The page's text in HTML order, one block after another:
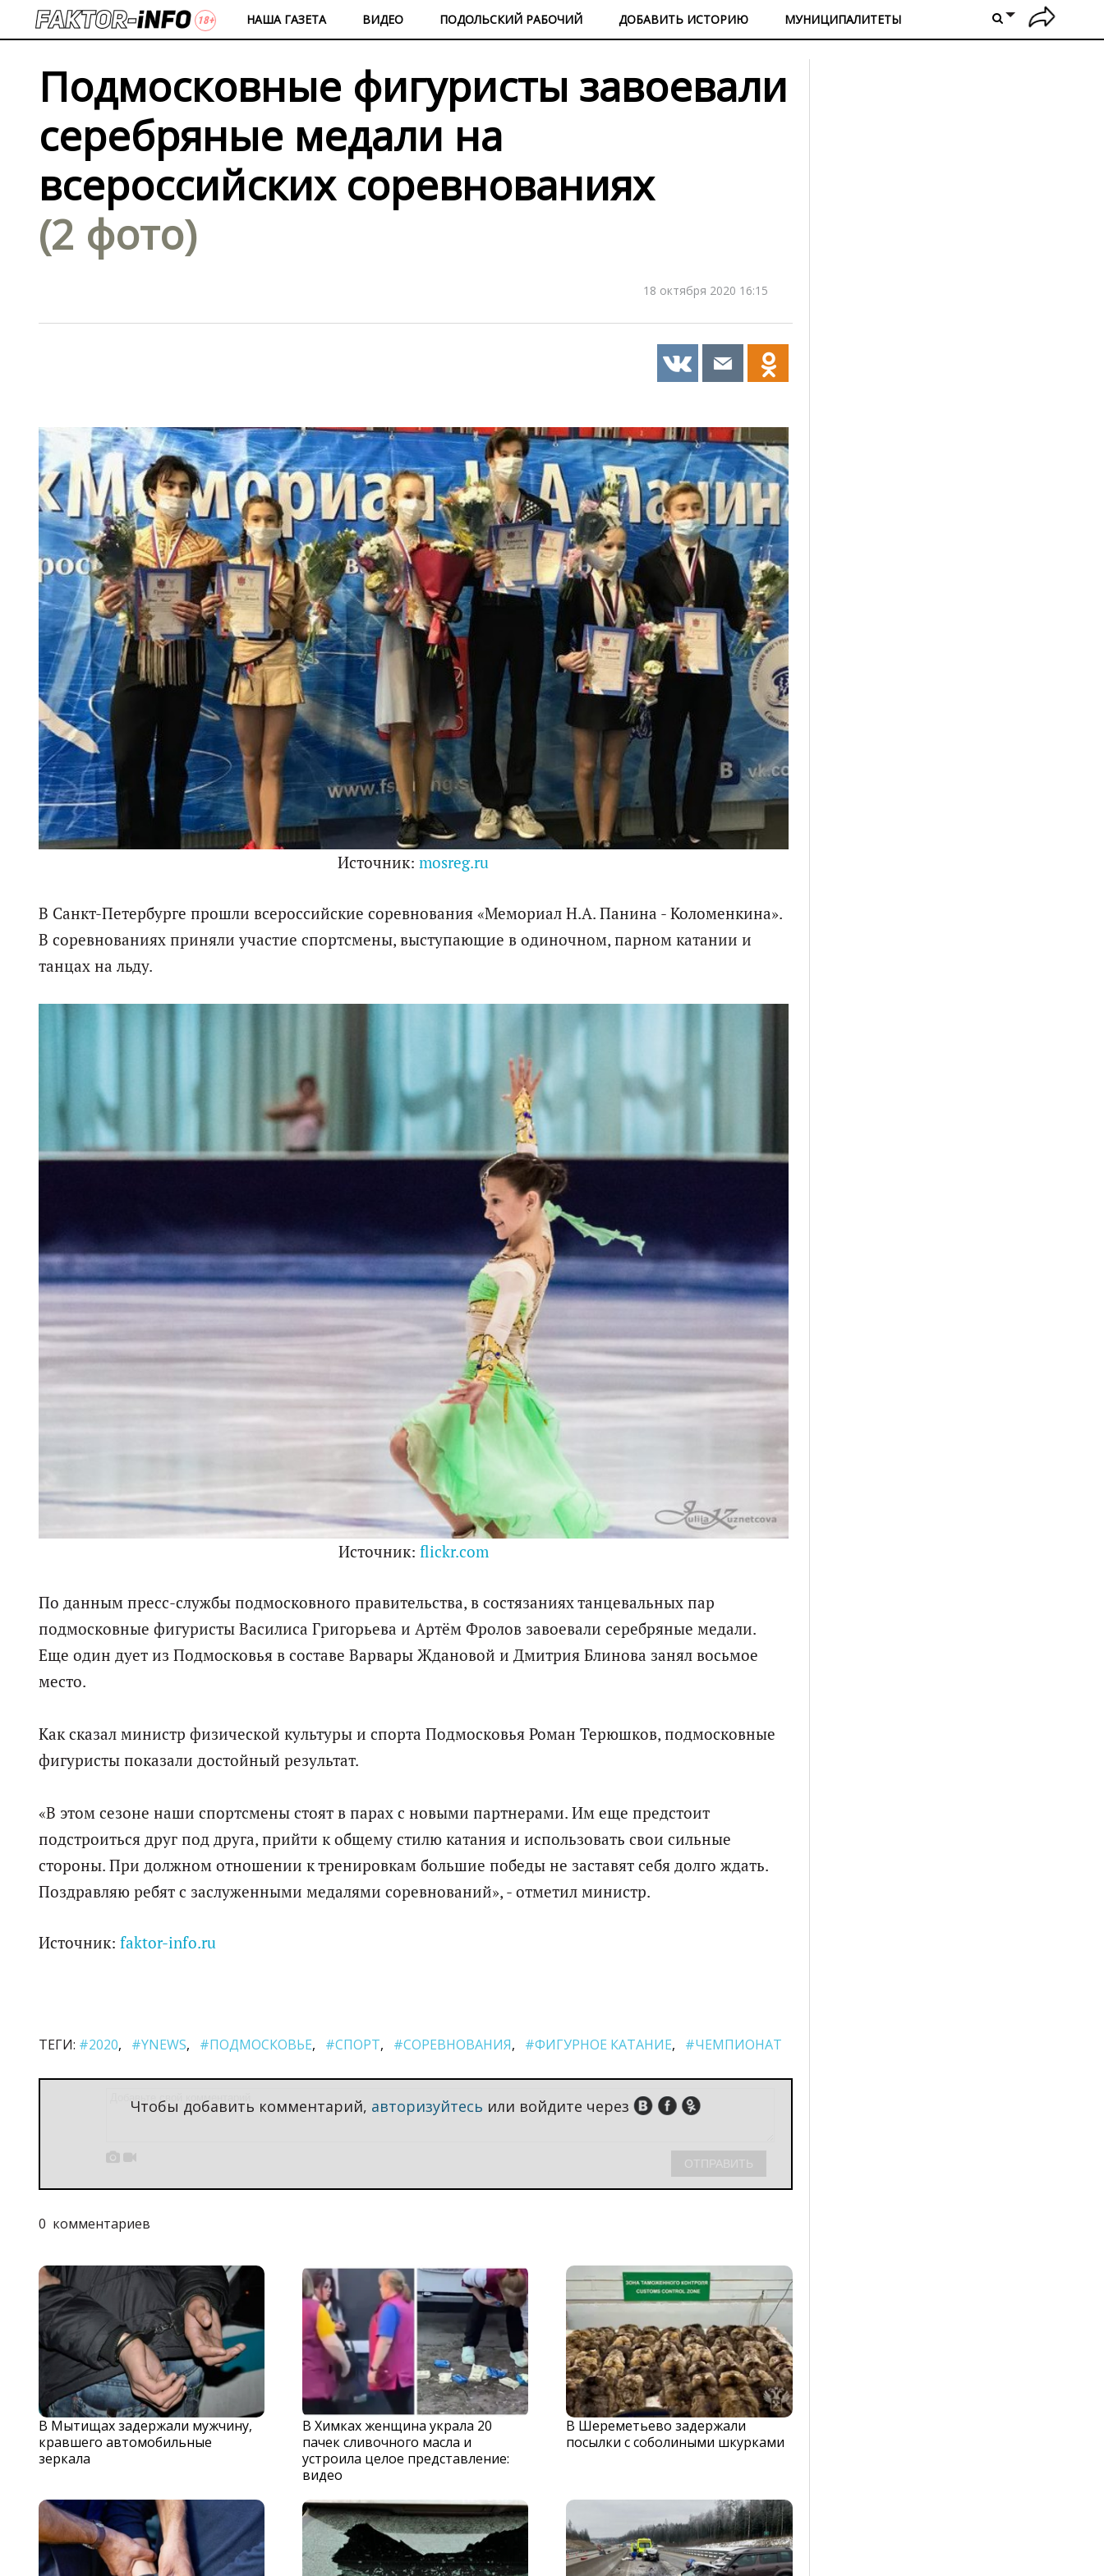
НАША ГАЗЕТА ВИДЕО ПОДОЛЬСКИЙ РАБОЧИЙ ДОБАВИТЬ ИСТОРИЮ МУНИЦИПАЛИТЕТЫ
Подмосковные фигуристы завоевали
серебряные медали на
всероссийских соревнованиях
(2 фото)
18 октября 2020 16:15
Источник:mosreg.ru
В Санкт-Петербурге прошли всероссийские соревнования «Мемориал Н.А. Панина - Коломенкина».
В соревнованиях приняли участие спортсмены, выступающие в одиночном, парном катании и
танцах на льду.
Источник: flickr.com
По данным пресс-службы подмосковного правительства, в состязаниях танцевальных пар
подмосковные фигуристы Василиса Григорьева и Артём Фролов завоевали серебряные медали.
Еще один дует из Подмосковья в составе Варвары Ждановой и Дмитрия Блинова занял восьмое
место.
Как сказал министр физической культуры и спорта Подмосковья Роман Терюшков, подмосковные
фигуристы показали достойный результат.
«В этом сезоне наши спортсмены стоят в парах с новыми партнерами. Им еще предстоит
подстроиться друг под друга, прийти к общему стилю катания и использовать свои сильные
стороны. При должном отношении к тренировкам большие победы не заставят себя долго ждать.
Поздравляю ребят с заслуженными медалями соревнований», - отметил министр.
Источник: faktor-info.ru
ТЕГИ: #2020 #YNEWS #ПОДМОСКОВЬЕ #СПОРТ #СОРЕВНОВАНИЯ #ФИГУРНОЕ КАТАНИЕ #ЧЕМПИОНАТ
Чтобы добавить комментарий, авторизуйтесь или войдите через
 
0 комментариев
В Мытищах задержали мужчину,
кравшего автомобильные
зеркала
В Химках женщина украла 20
пачек сливочного масла и
устроила целое представление:
видео
В Шереметьево задержали
посылки с соболиными шкурками